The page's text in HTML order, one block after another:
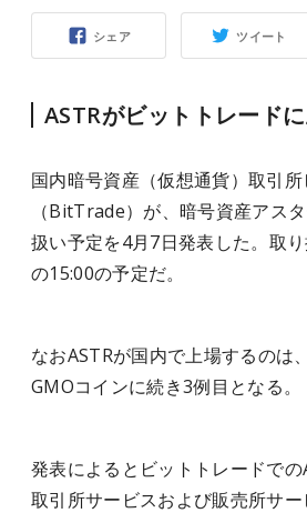
シェア ツイート
ASTRがビットトレード
国内暗号資産（仮想通貨）取引
（BitTrade）が、暗号資産アス
扱い予定を4月7日発表した。取
の15:00の予定だ。
なおASTRが国内で上場するのは
GMOコインに続き3例目となる。
発表によるとビットトレードでの
取引所サービスおよび販売所サ